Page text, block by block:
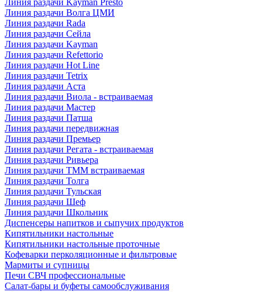
Линия раздачи Kayman Presto
Линия раздачи Волга ЦМИ
Линия раздачи Rada
Линия раздачи Сейла
Линия раздачи Kayman
Линия раздачи Refettorio
Линия раздачи Hot Line
Линия раздачи Tetrix
Линия раздачи Аста
Линия раздачи Виола - встраиваемая
Линия раздачи Мастер
Линия раздачи Патша
Линия раздачи передвижная
Линия раздачи Премьер
Линия раздачи Регата - встраиваемая
Линия раздачи Ривьера
Линия раздачи ТММ встраиваемая
Линия раздачи Толга
Линия раздачи Тульская
Линия раздачи Шеф
Линия раздачи Школьник
Диспенсеры напитков и сыпучих продуктов
Кипятильники настольные
Кипятильники настольные проточные
Кофеварки перколяционные и фильтровые
Мармиты и супницы
Печи СВЧ профессиональные
Салат-бары и буфеты самообслуживания